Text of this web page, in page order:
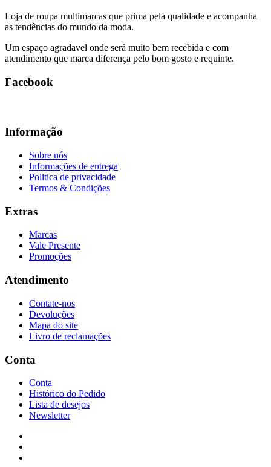
Loja de roupa multimarcas que prima pela qualidade e acompanha
as tendências do mundo da moda.
Um espaço agradavel onde será muito bem recebida e com
atendimento que marca diferença pelo bom gosto e requinte.
Facebook
Informação
Sobre nós
Informações de entrega
Politica de privacidade
Termos & Condições
Extras
Marcas
Vale Presente
Promoções
Atendimento
Contate-nos
Devoluções
Mapa do site
Livro de reclamações
Conta
Conta
Histórico do Pedido
Lista de desejos
Newsletter